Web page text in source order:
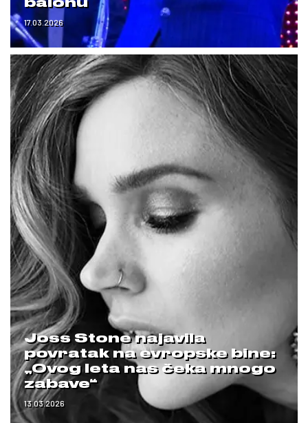
17.03.2026
Joss Stone najavila
povratak na evropske bine:
„Ovog leta nas čeka mnogo
zabave“
13.03.2026